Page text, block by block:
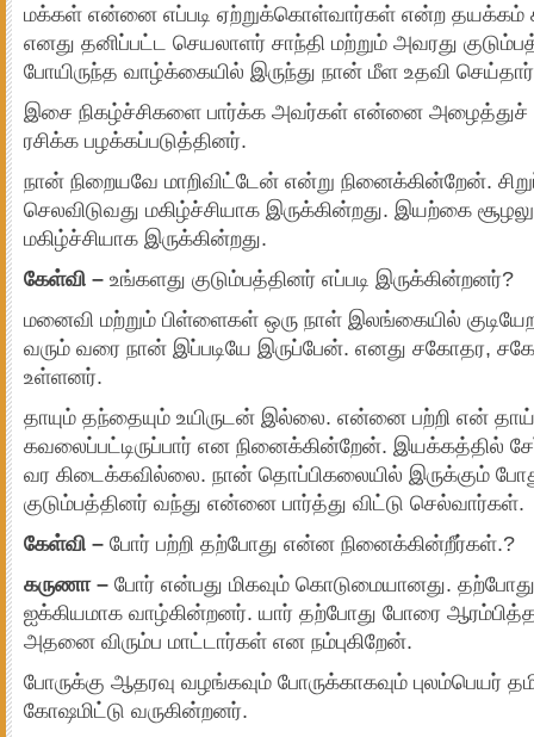
மக்கள் என்னை எப்படி ஏற்றுக்கொள்வார்கள் என்ற தயக்கம்
எனது தனிப்பட்ட செயலாளர் சாந்தி மற்றும் அவரது
போயிருந்த வாழ்க்கையில் இருந்து நான் மீள உதவி
இசை நிகழ்ச்சிகளை பார்க்க அவர்கள் என்னை
ரசிக்க பழக்கப்படுத்தினர்.
நான் நிறையவே மாறிவிட்டேன் என்று நினைக்கின்றேன்.
செலவிடுவது மகிழ்ச்சியாக இருக்கின்றது. இயற்கை
மகிழ்ச்சியாக இருக்கின்றது.
கேள்வி – உங்களது குடும்பத்தினர் எப்படி இருக்கின்றனர்?
மனைவி மற்றும் பிள்ளைகள் ஒரு நாள் இலங்கையில்
வரும் வரை நான் இப்படியே இருப்பேன். எனது சகோதர,
உள்ளனர்.
தாயும் தந்தையும் உயிருடன் இல்லை. என்னை பற்றி என்
கவலைப்பட்டிருப்பார் என நினைக்கின்றேன். இயக்கத்தில்
வர கிடைக்கவில்லை. நான் தொப்பிகலையில் இருக்கும்
குடும்பத்தினர் வந்து என்னை பார்த்து விட்டு செல்வார்கள்.
கேள்வி – போர் பற்றி தற்போது என்ன நினைக்கின்றீர்கள்.?
கருணா – போர் என்பது மிகவும் கொடுமையானது.
ஐக்கியமாக வாழ்கின்றனர். யார் தற்போது போரை
அதனை விரும்ப மாட்டார்கள் என நம்புகிறேன்.
போருக்கு ஆதரவு வழங்கவும் போருக்காகவும் புலம்பெயர்
கோஷமிட்டு வருகின்றனர்.